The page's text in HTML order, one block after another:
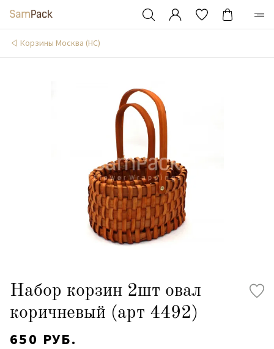
Корзины Москва (НС)
Набор корзин 2шт овал
коричневый (арт 4492)
650 РУБ.